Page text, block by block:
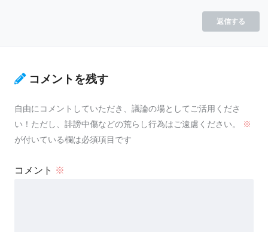
返信する
コメントを残す
自由にコメントしていただき、議論の場としてご活用くださ
い！ただし、誹謗中傷などの荒らし行為はご遠慮ください。
※
が付いている欄は必須項目です
コメント ※